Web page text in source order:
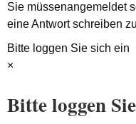
Sie müssenangemeldet
eine Antwort schreiben
Bitte loggen Sie sich ein
×
Bitte loggen